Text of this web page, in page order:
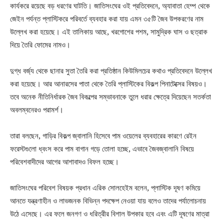
কার্যকরে রয়েছে বড় ধরণের ঘাটতি। জাতিসংঘের ওই প্রতিবেদনে, অ্যাবাতা হেম্প থেকে
জেইন পর্যন্ত প্লাস্টিকরে পরিবর্তে ব্যবহার করা যায় এমন ৩৫টি জৈব উপকরণের নাম
উল্লেখ করা হয়েছে। এই তালিকায় আছে, খরগোশের পশম, সামুদ্রিক ঘাস ও ছত্রাক
দিয়ে তৈরি ফোমের নামও।
দুগ্ধ বর্জ্য থেকে ছানার সুতা তৈরি করা প্রতিষ্ঠান কিউমিলচের কথাও প্রতিবেদনে উল্লেখ
করা হয়েছে। আর আনারসের পাতা থেকে তৈরি প্লাস্টিকের বিকল্প পিনাটেক্সের বিষয়ও।
তবে অনেক নীতিনির্ধারক জৈব বিকল্পের সম্ভাবনাকে তুলে ধরার ক্ষেত্রে দিয়েছেন সতর্কতা
অবলম্বনেরও পরামর্শ।
তারা বলছেন, গাড়ির বিকল্প জ্বালানি হিসেবে পাম ওয়েলের ব্যবহারের কারণে রেইন
ফরেস্টগুলো ধ্বংস করে পাম বাগান গড়ে তোলা হচ্ছে, এভাবে জৈবজ্বালানি বিষয়ে
পরিবেশবাদীদের আগের আশাবাদও বিফল হচ্ছে।
জাতিসংঘের পরিবেশ বিষয়ক প্রধান এরিক সোলহেইম বলেন, প্লাস্টিক দূষণ কমিয়ে
আনতে যন্ত্রণাহীন ও লাভজনক বিভিন্ন পদক্ষেপ নেওয়া যায় বলেও তাদের পর্যালোচনায়
উঠে এসেছে। এর ফলে জনগণ ও ধরিত্রীর বিশাল উপকার হবে এবং এটি দূষণের মাত্রা